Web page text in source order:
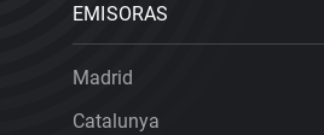
EMISORAS
Madrid
Catalunya